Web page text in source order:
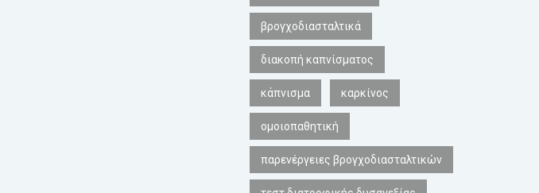
βρογχοδιασταλτικά
διακοπή καπνίσματος
κάπνισμα καρκίνος
ομοιοπαθητική
παρενέργειες βρογχοδιασταλτικών